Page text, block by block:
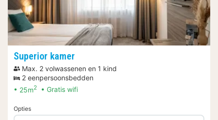
Superior kamer
Max. 2 volwassenen en 1 kind
2 eenpersoonsbedden
25m2 Gratis wifi
Opties